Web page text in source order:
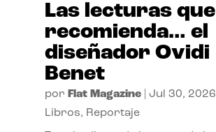
Las lecturas que
recomienda… el
diseñador Ovidi
Benet
por Flat Magazine| Jul 30, 2026
Libros, Reportaje